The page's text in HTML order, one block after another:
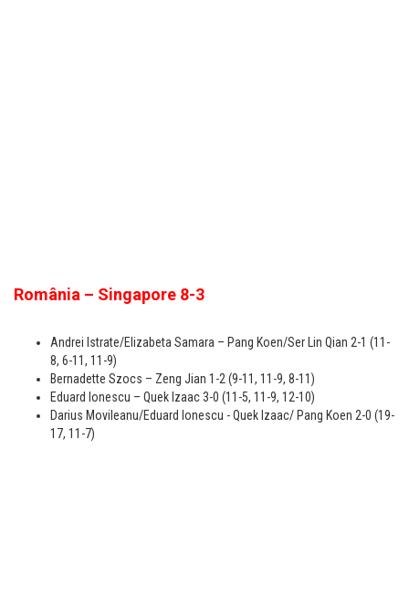
România – Singapore 8-3
Andrei Istrate/Elizabeta Samara – Pang Koen/Ser Lin Qian 2-1 (11-
8, 6-11, 11-9)
Bernadette Szocs – Zeng Jian 1-2 (9-11, 11-9, 8-11)
Eduard Ionescu – Quek Izaac 3-0 (11-5, 11-9, 12-10)
Darius Movileanu/Eduard Ionescu - Quek Izaac/ Pang Koen 2-0 (19-
17, 11-7)